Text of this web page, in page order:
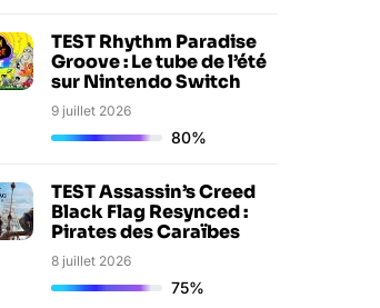
TEST Rhythm Paradise
Groove : Le tube de l’été
sur Nintendo Switch
9 juillet 2026
80%
TEST Assassin’s Creed
Black Flag Resynced :
Pirates des Caraïbes
8 juillet 2026
75%